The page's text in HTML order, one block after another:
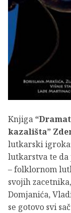
Knjiga
kazališta”
lutkarski
lutkarstva te
– folklornom
svojih
Domjanića,
se gotovo svi